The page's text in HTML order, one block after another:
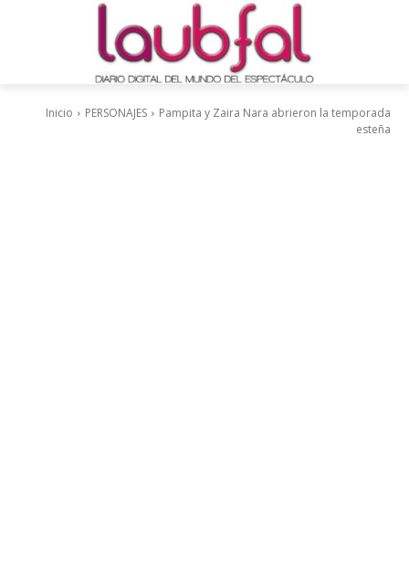
Inicio PERSONAJES
Pampita y Zaira Nara abrieron la temporada
esteña